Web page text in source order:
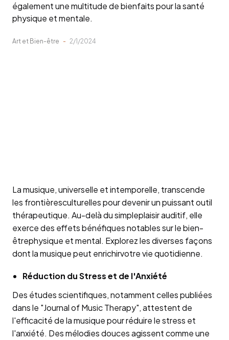
également une multitude de bienfaits pour la santé
physique et mentale.
Art et Bien-être - 2/1/2024
La musique, universelle et intemporelle, transcende
les frontièresculturelles pour devenir un puissant outil
thérapeutique. Au-delà du simpleplaisir auditif, elle
exerce des effets bénéfiques notables sur le bien-
êtrephysique et mental. Explorez les diverses façons
dont la musique peut enrichirvotre vie quotidienne.
Réduction du Stress et de l'Anxiété
Des études scientifiques, notamment celles publiées
dans le "Journal of Music Therapy", attestent de
l'efficacité de la musique pour réduire le stress et
l'anxiété. Des mélodies douces agissent comme une